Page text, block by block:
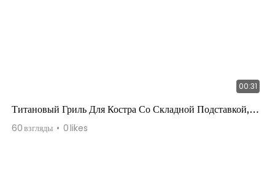
00:31
Титановый Гриль Для Костра Со Складной Подставкой,
Сетка Из Нержавеющей Стали С Песком И Древесным
60взгляды 0likes